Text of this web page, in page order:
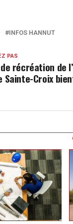
INFOS HANNUT
PAS
récréation de
Sainte-Croix